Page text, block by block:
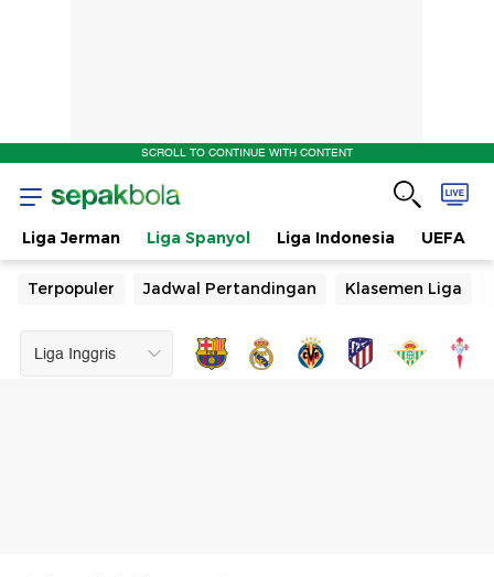
SCROLL TO CONTINUE WITH CONTENT
Liga Jerman Liga Spanyol Liga Indonesia UEFA
Terpopuler Jadwal Pertandingan Klasemen Liga